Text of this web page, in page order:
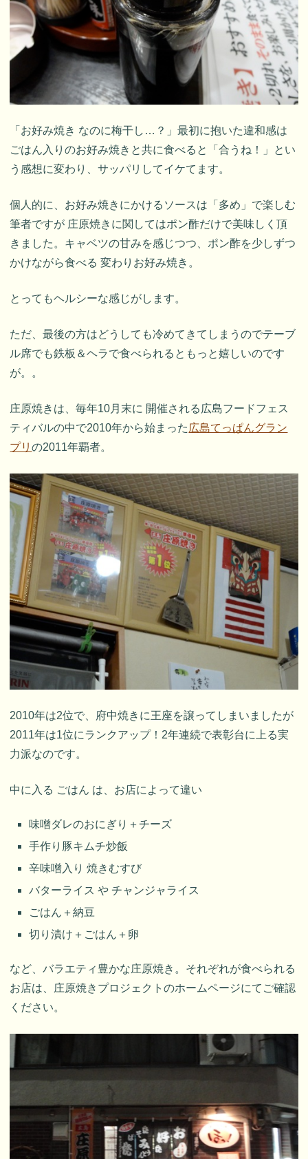
「お好み焼き なのに梅干し…？」最初に抱いた違和感は
ごはん入りのお好み焼きと共に食べると「合うね！」とい
う感想に変わり、サッパリしてイケてます。
個人的に、お好み焼きにかけるソースは「多め」で楽しむ
筆者ですが 庄原焼きに関してはポン酢だけで美味しく頂
きました。キャベツの甘みを感じつつ、ポン酢を少しずつ
かけながら食べる 変わりお好み焼き。
とってもヘルシーな感じがします。
ただ、最後の方はどうしても冷めてきてしまうのでテーブ
ル席でも鉄板＆ヘラで食べられるともっと嬉しいのです
が。。
庄原焼きは、毎年10月末に 開催される広島フードフェス
ティバルの中で2010年から始まった 広島てっぱんグラン
プリの2011年覇者。
2010年は2位で、府中焼きに王座を譲ってしまいましたが
2011年は1位にランクアップ！2年連続で表彰台に上る実
力派なのです。
中に入る ごはん は、お店によって違い
味噌ダレのおにぎり＋チーズ
手作り豚キムチ炒飯
辛味噌入り 焼きむすび
バターライス や チャンジャライス
ごはん＋納豆
切り漬け＋ごはん＋卵
など、バラエティ豊かな庄原焼き。それぞれが食べられる
お店は、庄原焼きプロジェクトのホームページにてご確認
ください。